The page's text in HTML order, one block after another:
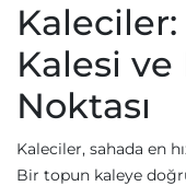
Kaleciler:
Kalesi ve
Noktası
Kaleciler, sahada en
Bir topun kaleye